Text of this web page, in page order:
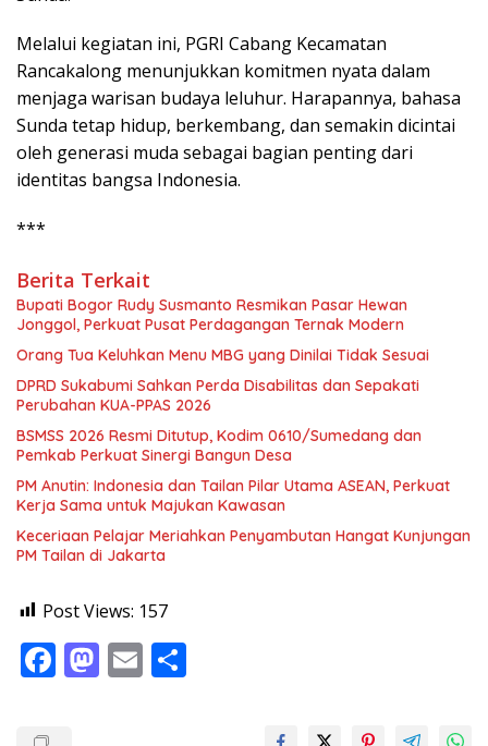
Melalui kegiatan ini, PGRI Cabang Kecamatan
Rancakalong menunjukkan komitmen nyata dalam
menjaga warisan budaya leluhur. Harapannya, bahasa
Sunda tetap hidup, berkembang, dan semakin dicintai
oleh generasi muda sebagai bagian penting dari
identitas bangsa Indonesia.
***
Berita Terkait
Bupati Bogor Rudy Susmanto Resmikan Pasar Hewan
Jonggol, Perkuat Pusat Perdagangan Ternak Modern
Orang Tua Keluhkan Menu MBG yang Dinilai Tidak Sesuai
DPRD Sukabumi Sahkan Perda Disabilitas dan Sepakati
Perubahan KUA-PPAS 2026
BSMSS 2026 Resmi Ditutup, Kodim 0610/Sumedang dan
Pemkab Perkuat Sinergi Bangun Desa
PM Anutin: Indonesia dan Tailan Pilar Utama ASEAN, Perkuat
Kerja Sama untuk Majukan Kawasan
Keceriaan Pelajar Meriahkan Penyambutan Hangat Kunjungan
PM Tailan di Jakarta
Post Views: 157
F M E